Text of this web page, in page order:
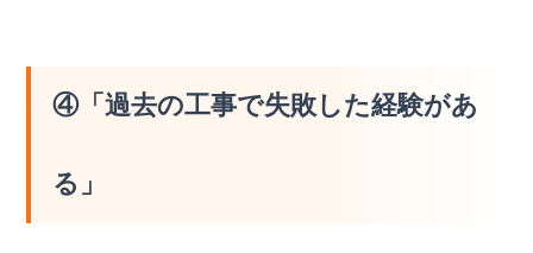
④「過去の工事で失敗した経験があ
る」